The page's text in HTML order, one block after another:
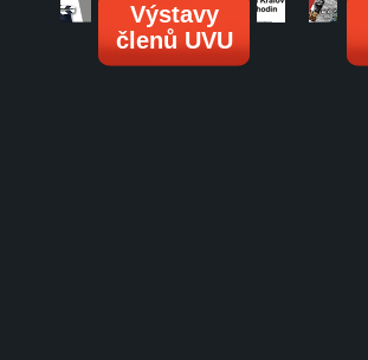
Výstavy
členů UVU